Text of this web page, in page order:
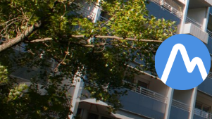
Aller
au
contenu
principal